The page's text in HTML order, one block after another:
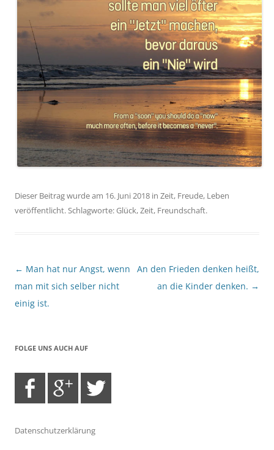
Dieser Beitrag wurde am 16. Juni 2018 in Zeit, Freude, Leben
veröffentlicht. Schlagworte:Glück,Zeit, Freundschaft.
Beitragsnavigation
← Man hat nur Angst, wenn
man mit sich selber nicht
einig ist.
An den Frieden denken heißt,
an die Kinder denken. →
FOLGE UNS AUCH AUF
Datenschutzerklärung